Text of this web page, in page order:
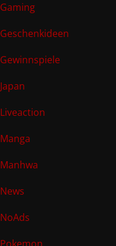
Gaming
Geschenkideen
Gewinnspiele
Japan
Liveaction
Manga
Manhwa
News
NoAds